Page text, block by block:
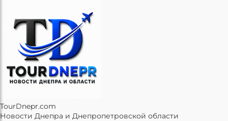
TourDnepr.com
Новости Днепра и Днепропетровской области